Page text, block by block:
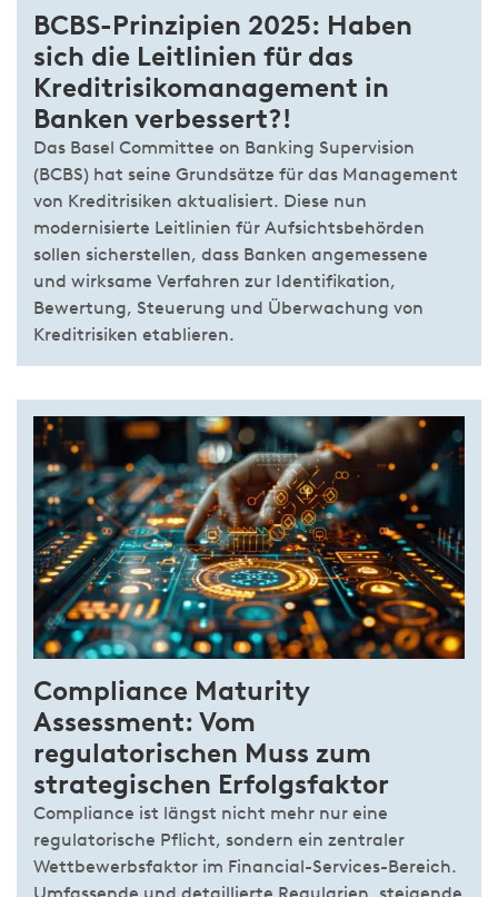
BCBS-Prinzipien 2025: Haben
sich die Leitlinien für das
Kreditrisikomanagement in
Banken verbessert?!
Das Basel Committee on Banking Supervision
(BCBS) hat seine Grundsätze für das Management
von Kreditrisiken aktualisiert. Diese nun
modernisierte Leitlinien für Aufsichtsbehörden
sollen sicherstellen, dass Banken angemessene
und wirksame Verfahren zur Identifikation,
Bewertung, Steuerung und Überwachung von
Kreditrisiken etablieren.
Compliance Maturity
Assessment: Vom
regulatorischen Muss zum
strategischen Erfolgsfaktor
Compliance ist längst nicht mehr nur eine
regulatorische Pflicht, sondern ein zentraler
Wettbewerbsfaktor im Financial-Services-Bereich.